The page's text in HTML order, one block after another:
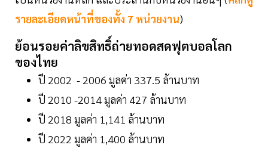
รายละเอียดหน้าที่ของทั้ง 7 หน่วยงาน)
ย้อนรอยค่าลิขสิทธิ์ถ่ายทอดสดฟุตบอลโลก
ของไทย
ปี 2002 - 2006 มูลค่า 337.5 ล้านบาท
ปี 2010 -2014 มูลค่า 427 ล้านบาท
ปี 2018 มูลค่า 1,141 ล้านบาท
ปี 2022 มูลค่า 1,400 ล้านบาท